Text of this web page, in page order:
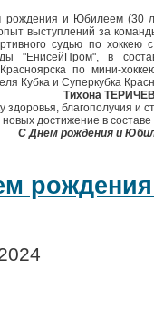
рождения и Юбилеем (30
выступлений за
судью по
"ЕнисейПром", в
по мини-
Кубка и Суперкубка
Тихона
благополучия и
достижение в
С Днем рождения и